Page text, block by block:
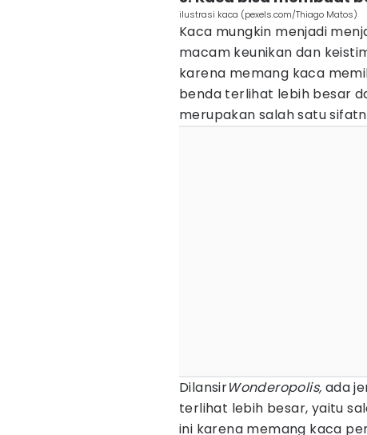
ilustrasi kaca (pexels.com/Thiago Matos)
Kaca mungkin menjadi
macam keunikan dan
karena memang kaca
benda terlihat lebih besar
merupakan salah satu
DilansirWonderopolis, ada
terlihat lebih besar, yaitu
ini karena memang kaca